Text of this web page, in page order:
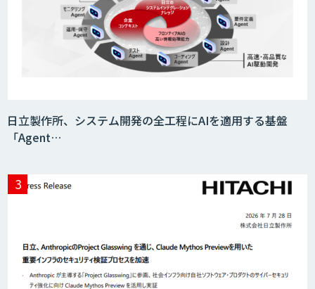
日立製作所、システム開発の全工程にAIを適用する基盤
「Agent…